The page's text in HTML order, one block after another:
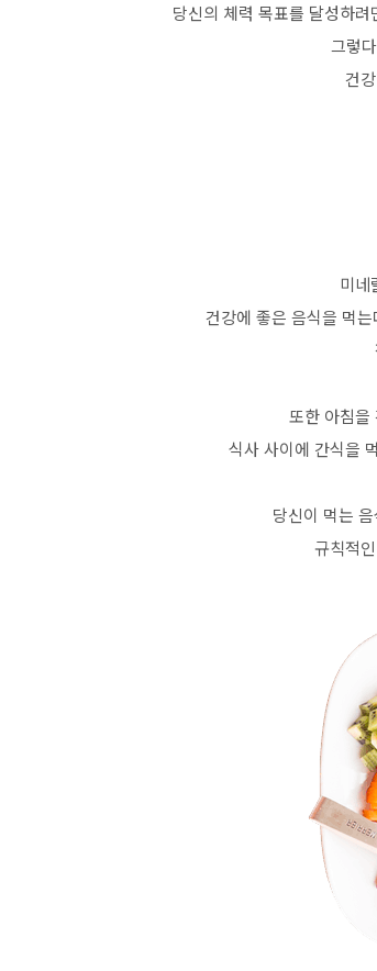
당신의 체력 목표를 달성하
그렇
건
미네
건강에 좋은 음식을 먹
또한 아침을
식사 사이에 간식을
당신이 먹는
규칙적